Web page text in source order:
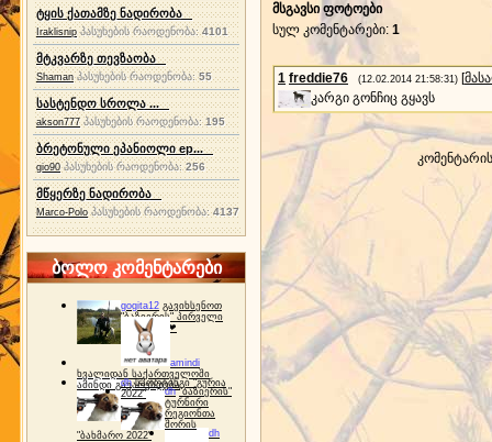
ტყის ქათამზე ნადირობა
Iraklisnip პასუხების რაოდენობა: 4101
მტკვარზე თევზაობა
Shaman პასუხების რაოდენობა:55
სასტენდო სროლა ...
akson777 პასუხების რაოდენობა:195
ბრეტონული ეპანიოლი ep...
gio90 პასუხების რაოდენობა:256
მწყერზე ნადირობა
Marco-Polo პასუხების რაოდენობა:4137
ბოლო კომენტარები
gogita12 გავიხსენოთ
"ბაზიერის" პირველი
ტურნირი ❤
amindi
ხვალიდან საქართველოში
ამინდი გაუარესდება
dh სპორტინგი "გურია
2022"
dh "ბაზიერის"
ტურნირი
რეგიონთა
შორის
"ბახმარო 2022"
dh
მსგავსი ფოტოები
სულ კომენტარები: 1
1 freddie76 (12.02.2014 21:58:31) [
კარგი გონჩიც გყავს